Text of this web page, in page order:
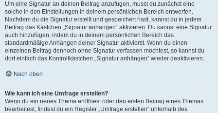
Um eine Signatur an deinen Beitrag anzufügen, musst du zunächst eine
solche in den Einstellungen in deinem persönlichen Bereich entwerfen.
Nachdem du die Signatur erstellt und gespeichert hast, kannst du in jedem
Beitrag das Kästchen „Signatur anhängen“ aktivieren. Du kannst eine Signatur
auch hinzufügen, indem du in deinem persönlichen Bereich das
standardmäßige Anhängen deiner Signatur aktivierst. Wenn du einen
einzelnen Beitrag dennoch ohne Signatur verfassen möchtest, so kannst du
dort einfach das Kontrollkästchen „Signatur anhängen“ wieder deaktivieren.
Nach oben
Wie kann ich eine Umfrage erstellen?
Wenn du ein neues Thema eröffnest oder den ersten Beitrag eines Themas
bearbeitest, findest du ein Register „Umfrage erstellen“ unterhalb des